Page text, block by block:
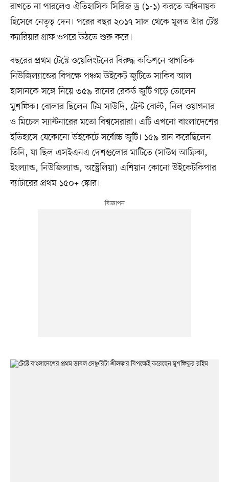
রাখতে না পারলেও ঐতিহাসিক সিরিজ ড্র (১-১) করতে অধিনায়ক
হিসেবে নেতৃত্ব দেন। পরের বছর ২০১৭ সাল থেকে মূলত তাঁর টেস্ট
ক্যারিয়ার গ্রাফ ওপরে উঠতে শুরু করে।
বছরের প্রথম টেস্টে ওয়েলিংটনের বিরুদ্ধ কন্ডিশনে স্বাগতিক
নিউজিল্যান্ডের বিপক্ষে পঞ্চম উইকেট জুটিতে সাকিব আল
হাসানকে সঙ্গে নিয়ে ৩৫৯ রানের রেকর্ড জুটি গড়ে তোলেন
মুশফিক। বোলার ছিলেন টিম সাউদি, ট্রেন্ট বোল্ট, নিল ওয়াগনার
ও মিচেল স্যান্টনারের মতো বিশ্বসেরারা। এটি এখনো বাংলাদেশের
ইতিহাসে যেকোনো উইকেটে সর্বোচ্চ জুটি। ১৫৯ রান করেছিলেন
তিনি, যা ছিল এসইএনএ দেশগুলোর মাটিতে (সাউথ আফ্রিকা,
ইংল্যান্ড, নিউজিল্যান্ড, অস্ট্রেলিয়া) এশিয়ান কোনো উইকেটকিপার
ব্যাটারের প্রথম ১৫০+ স্কোর।